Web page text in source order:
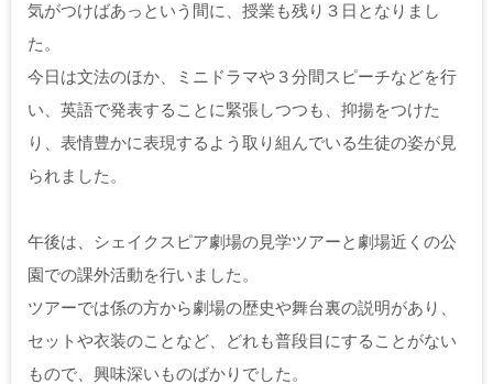
気がつけばあっという間に、授業も残り３日となりまし
た。
今日は文法のほか、ミニドラマや３分間スピーチなどを行
い、英語で発表することに緊張しつつも、抑揚をつけた
り、表情豊かに表現するよう取り組んでいる生徒の姿が見
られました。
午後は、シェイクスピア劇場の見学ツアーと劇場近くの公
園での課外活動を行いました。
ツアーでは係の方から劇場の歴史や舞台裏の説明があり、
セットや衣装のことなど、どれも普段目にすることがない
もので、興味深いものばかりでした。